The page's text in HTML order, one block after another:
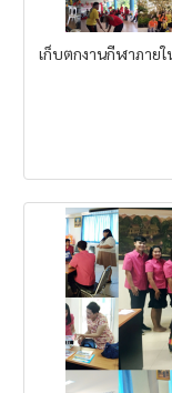
เก็บตกงานกีฬาภาย